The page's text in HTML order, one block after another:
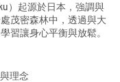
）起源於日本，強調與
茂密森林中，透過與大
習讓身心平衡與放鬆。
理念